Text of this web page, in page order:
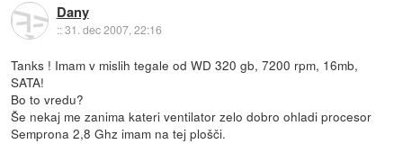
Dany
::31. dec 2007, 22:16
Tanks ! Imam v mislih tegale od WD 320 gb, 7200 rpm, 16mb,
SATA!
Bo to vredu?
Še nekaj me zanima kateri ventilator zelo dobro ohladi procesor
Semprona 2,8 Ghz imam na tej plošči.